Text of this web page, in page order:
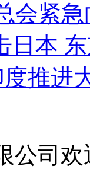
会紧
日本
推进
公司